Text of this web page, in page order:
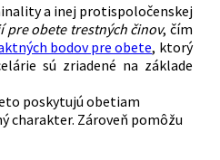
a inej protispoločenskej
pre obete trestných činov, čím
bodov pre obete, ktorý
sú zriadené na základe
poskytujú obetiam
Zároveň pomôžu